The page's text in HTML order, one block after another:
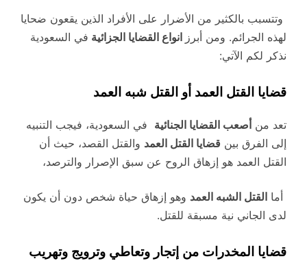
وتتسبب بالكثير من الأضرار على الأفراد الذين يقعون ضحايا
لهذه الجرائم. ومن أبرز انواع القضايا الجزائية في السعودية
نذكر لكم الآتي:
قضايا القتل العمد أو القتل شبه العمد
تعد من أصعب القضايا الجنائية في السعودية، فيجب التنبيه
إلى الفرق بين قضايا القتل العمد والقتل القصد، حيث أن
القتل العمد هو إزهاق الروح عن سبق الإصرار والترصد،
أما القتل الشبه العمد وهو إزهاق حياة شخص دون أن يكون
لدى الجاني نية مسبقة للقتل.
قضايا المخدرات من إتجار وتعاطي وترويج وتهريب